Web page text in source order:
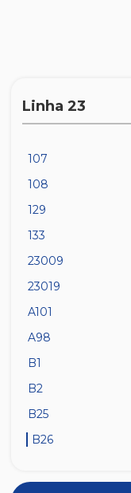
Linha 23
107
108
129
133
23009
23019
A101
A98
B1
B2
B25
B26